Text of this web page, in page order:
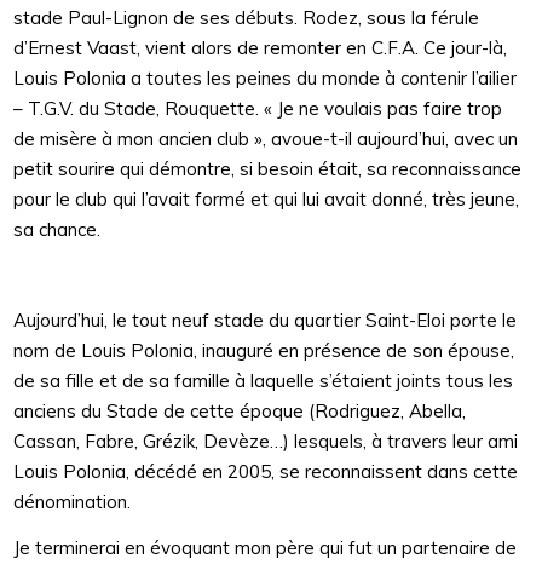
stade Paul-Lignon de ses débuts. Rodez, sous la férule
d’Ernest Vaast, vient alors de remonter en C.F.A. Ce jour-là,
Louis Polonia a toutes les peines du monde à contenir l’ailier
– T.G.V. du Stade, Rouquette. « Je ne voulais pas faire trop
de misère à mon ancien club », avoue-t-il aujourd’hui, avec un
petit sourire qui démontre, si besoin était, sa reconnaissance
pour le club qui l’avait formé et qui lui avait donné, très jeune,
sa chance.
Aujourd’hui, le tout neuf stade du quartier Saint-Eloi porte le
nom de Louis Polonia, inauguré en présence de son épouse,
de sa fille et de sa famille à laquelle s’étaient joints tous les
anciens du Stade de cette époque (Rodriguez, Abella,
Cassan, Fabre, Grézik, Devèze…) lesquels, à travers leur ami
Louis Polonia, décédé en 2005, se reconnaissent dans cette
dénomination.
Je terminerai en évoquant mon père qui fut un partenaire de